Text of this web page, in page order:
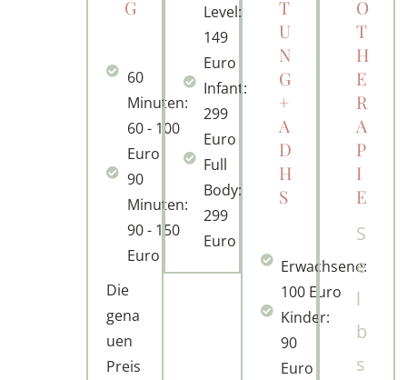
G
60
Minuten:
60 - 100
Euro
90
Minuten:
90 - 150
Euro
Die
gena
uen
Preis
Level:
149
Euro
Infant:
299
Euro
Full
Body:
299
Euro
T
U
N
G
+
A
D
H
S
Erwachsene:
100 Euro
Kinder:
90
Euro
O
T
H
E
R
A
P
I
E
S
e
l
b
s